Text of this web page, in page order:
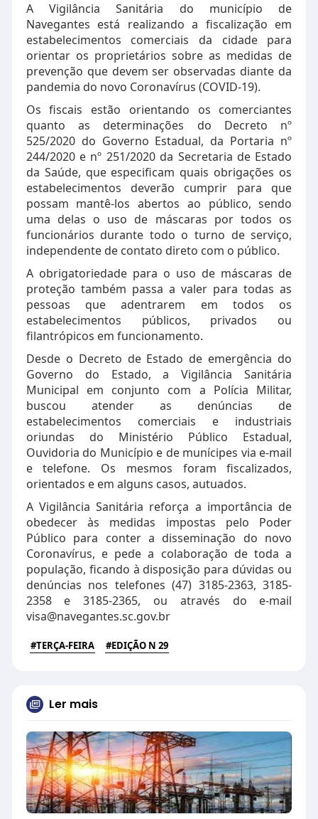
A Vigilância Sanitária do município de
Navegantes está realizando a fiscalização em
estabelecimentos comerciais da cidade para
orientar os proprietários sobre as medidas de
prevenção que devem ser observadas diante da
pandemia do novo Coronavírus (COVID-19).
Os fiscais estão orientando os comerciantes
quanto as determinações do Decreto nº
525/2020 do Governo Estadual, da Portaria nº
244/2020 e nº 251/2020 da Secretaria de Estado
da Saúde, que especificam quais obrigações os
estabelecimentos deverão cumprir para que
possam mantê-los abertos ao público, sendo
uma delas o uso de máscaras por todos os
funcionários durante todo o turno de serviço,
independente de contato direto com o público.
A obrigatoriedade para o uso de máscaras de
proteção também passa a valer para todas as
pessoas que adentrarem em todos os
estabelecimentos públicos, privados ou
filantrópicos em funcionamento.
Desde o Decreto de Estado de emergência do
Governo do Estado, a Vigilância Sanitária
Municipal em conjunto com a Polícia Militar,
buscou atender as denúncias de
estabelecimentos comerciais e industriais
oriundas do Ministério Público Estadual,
Ouvidoria do Município e de munícipes via e-mail
e telefone. Os mesmos foram fiscalizados,
orientados e em alguns casos, autuados.
A Vigilância Sanitária reforça a importância de
obedecer às medidas impostas pelo Poder
Público para conter a disseminação do novo
Coronavírus, e pede a colaboração de toda a
população, ficando à disposição para dúvidas ou
denúncias nos telefones (47) 3185-2363, 3185-
2358 e 3185-2365, ou através do e-mail
visa@navegantes.sc.gov.br
#TERÇA-FEIRA #EDIÇÃO N 29
Ler mais